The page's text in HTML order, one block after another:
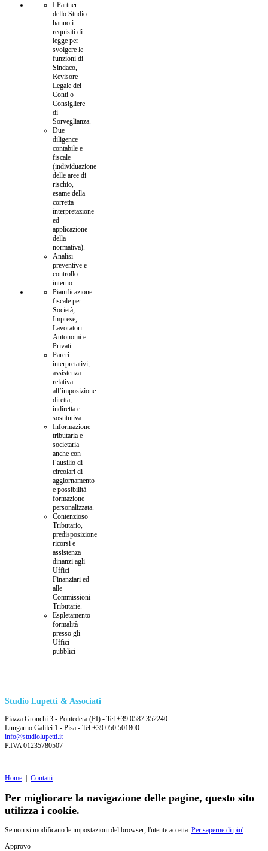
I Partner
dello Studio
hanno i
requisiti di
legge per
svolgere le
funzioni di
Sindaco,
Revisore
Legale dei
Conti o
Consigliere
di
Sorveglianza.
Due
diligence
contabile e
fiscale
(individuazione
delle aree di
rischio,
esame della
corretta
interpretazione
ed
applicazione
della
normativa).
Analisi
preventive e
controllo
interno.
Pianificazione
fiscale per
Società,
Imprese,
Lavoratori
Autonomi e
Privati.
Pareri
interpretativi,
assistenza
relativa
all’imposizione
diretta,
indiretta e
sostitutiva.
Informazione
tributaria e
societaria
anche con
l’ausilio di
circolari di
aggiornamento
e possibilità
formazione
personalizzata.
Contenzioso
Tributario,
predisposizione
ricorsi e
assistenza
dinanzi agli
Uffici
Finanziari ed
alle
Commissioni
Tributarie.
Espletamento
formalità
presso gli
Uffici
pubblici
Studio Lupetti & Associati
Piazza Gronchi 3 - Pontedera (PI) - Tel +39 0587 352240
Lungarno Galilei 1 - Pisa - Tel +39 050 501800
info@studiolupetti.it
P.IVA 01235780507
Home Contatti
Per migliorare la navigazione delle pagine, questo sito
utilizza i cookie.
Se non si modificano le impostazioni del browser, l'utente accetta. Per saperne di piu'
Approvo